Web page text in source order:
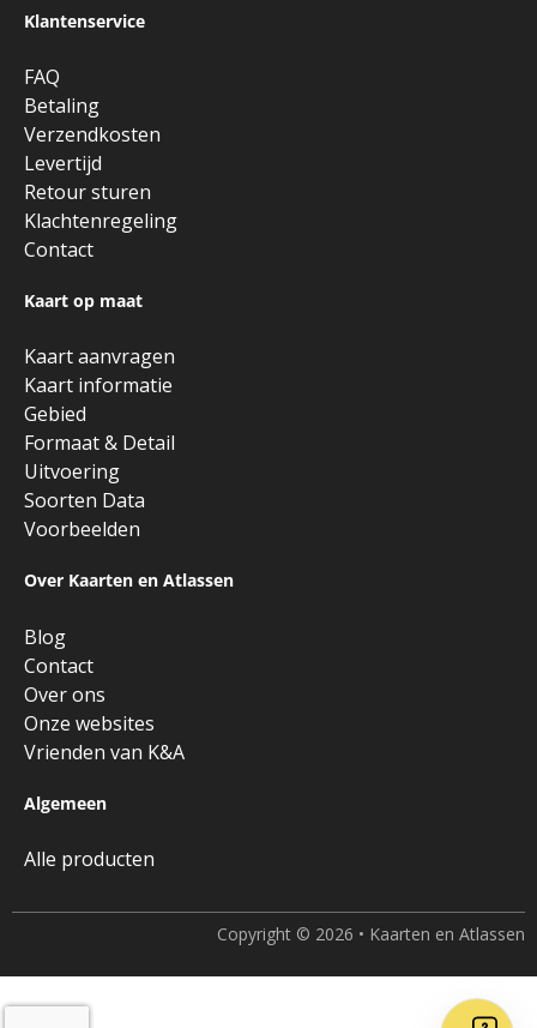
Klantenservice
FAQ
Betaling
Verzendkosten
Levertijd
Retour sturen
Klachtenregeling
Contact
Kaart op maat
Kaart aanvragen
Kaart informatie
Gebied
Formaat & Detail
Uitvoering
Soorten Data
Voorbeelden
Over Kaarten en Atlassen
Blog
Contact
Over ons
Onze websites
Vrienden van K&A
Algemeen
Alle producten
Copyright © 2026 • Kaarten en Atlassen